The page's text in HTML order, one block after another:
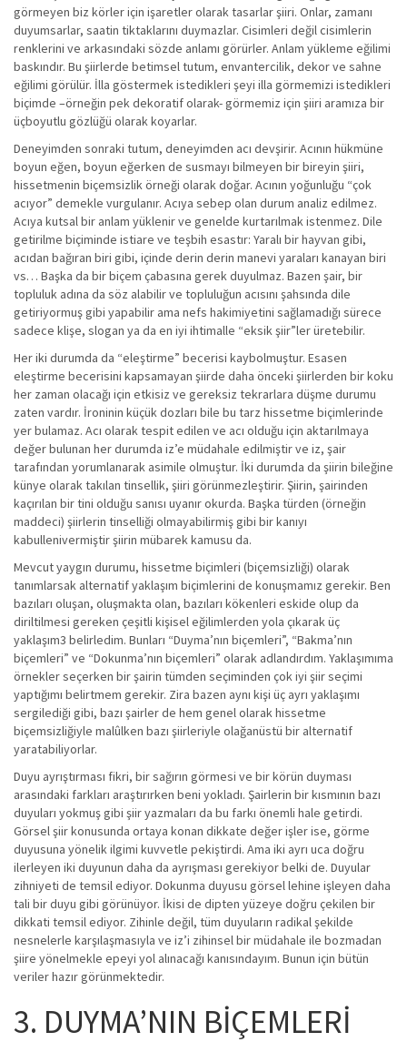
görmeyen biz körler için işaretler olarak tasarlar şiiri. Onlar, zamanı
duyumsarlar, saatin tiktaklarını duymazlar. Cisimleri değil cisimlerin
renklerini ve arkasındaki sözde anlamı görürler. Anlam yükleme eğilimi
baskındır. Bu şiirlerde betimsel tutum, envantercilik, dekor ve sahne
eğilimi görülür. İlla göstermek istedikleri şeyi illa görmemizi istedikleri
biçimde –örneğin pek dekoratif olarak- görmemiz için şiiri aramıza bir
üçboyutlu gözlüğü olarak koyarlar.
Deneyimden sonraki tutum, deneyimden acı devşirir. Acının hükmüne
boyun eğen, boyun eğerken de susmayı bilmeyen bir bireyin şiiri,
hissetmenin biçemsizlik örneği olarak doğar. Acının yoğunluğu “çok
acıyor” demekle vurgulanır. Acıya sebep olan durum analiz edilmez.
Acıya kutsal bir anlam yüklenir ve genelde kurtarılmak istenmez. Dile
getirilme biçiminde istiare ve teşbih esastır: Yaralı bir hayvan gibi,
acıdan bağıran biri gibi, içinde derin derin manevi yaraları kanayan biri
vs… Başka da bir biçem çabasına gerek duyulmaz. Bazen şair, bir
topluluk adına da söz alabilir ve topluluğun acısını şahsında dile
getiriyormuş gibi yapabilir ama nefs hakimiyetini sağlamadığı sürece
sadece klişe, slogan ya da en iyi ihtimalle “eksik şiir”ler üretebilir.
Her iki durumda da “eleştirme” becerisi kaybolmuştur. Esasen
eleştirme becerisini kapsamayan şiirde daha önceki şiirlerden bir koku
her zaman olacağı için etkisiz ve gereksiz tekrarlara düşme durumu
zaten vardır. İroninin küçük dozları bile bu tarz hissetme biçimlerinde
yer bulamaz. Acı olarak tespit edilen ve acı olduğu için aktarılmaya
değer bulunan her durumda iz’e müdahale edilmiştir ve iz, şair
tarafından yorumlanarak asimile olmuştur. İki durumda da şiirin bileğine
künye olarak takılan tinsellik, şiiri görünmezleştirir. Şiirin, şairinden
kaçırılan bir tini olduğu sanısı uyanır okurda. Başka türden (örneğin
maddeci) şiirlerin tinselliği olmayabilirmiş gibi bir kanıyı
kabullenivermiştir şiirin mübarek kamusu da.
Mevcut yaygın durumu, hissetme biçimleri (biçemsizliği) olarak
tanımlarsak alternatif yaklaşım biçimlerini de konuşmamız gerekir. Ben
bazıları oluşan, oluşmakta olan, bazıları kökenleri eskide olup da
diriltilmesi gereken çeşitli kişisel eğilimlerden yola çıkarak üç
yaklaşım3 belirledim. Bunları “Duyma’nın biçemleri”, “Bakma’nın
biçemleri” ve “Dokunma’nın biçemleri” olarak adlandırdım. Yaklaşımıma
örnekler seçerken bir şairin tümden seçiminden çok iyi şiir seçimi
yaptığımı belirtmem gerekir. Zira bazen aynı kişi üç ayrı yaklaşımı
sergilediği gibi, bazı şairler de hem genel olarak hissetme
biçemsizliğiyle malûlken bazı şiirleriyle olağanüstü bir alternatif
yaratabiliyorlar.
Duyu ayrıştırması fikri, bir sağırın görmesi ve bir körün duyması
arasındaki farkları araştırırken beni yokladı. Şairlerin bir kısmının bazı
duyuları yokmuş gibi şiir yazmaları da bu farkı önemli hale getirdi.
Görsel şiir konusunda ortaya konan dikkate değer işler ise, görme
duyusuna yönelik ilgimi kuvvetle pekiştirdi. Ama iki ayrı uca doğru
ilerleyen iki duyunun daha da ayrışması gerekiyor belki de. Duyular
zihniyeti de temsil ediyor. Dokunma duyusu görsel lehine işleyen daha
tali bir duyu gibi görünüyor. İkisi de dipten yüzeye doğru çekilen bir
dikkati temsil ediyor. Zihinle değil, tüm duyuların radikal şekilde
nesnelerle karşılaşmasıyla ve iz’i zihinsel bir müdahale ile bozmadan
şiire yönelmekle epeyi yol alınacağı kanısındayım. Bunun için bütün
veriler hazır görünmektedir.
3. DUYMA’NIN BİÇEMLERİ